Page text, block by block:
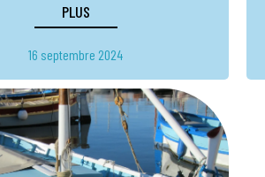
PLUS
16 septembre 2024